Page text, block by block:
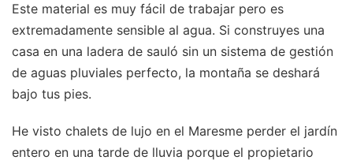
Este material es muy fácil de trabajar pero es
extremadamente sensible al agua. Si construyes una
casa en una ladera de sauló sin un sistema de gestión
de aguas pluviales perfecto, la montaña se deshará
bajo tus pies.
He visto chalets de lujo en el Maresme perder el jardín
entero en una tarde de lluvia porque el propietario